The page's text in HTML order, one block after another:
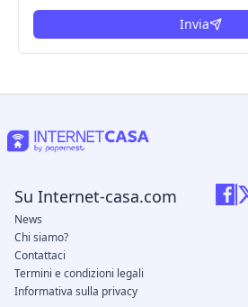
Invia
Su Internet-casa.com
News
Chi siamo?
Contattaci
Termini e condizioni legali
Informativa sulla privacy